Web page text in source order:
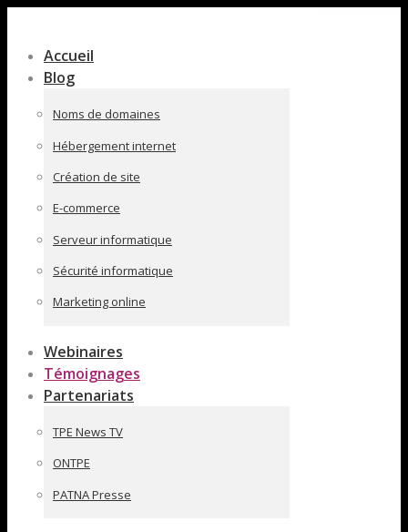
pleine
largeur
Accueil
Blog
Noms de domaines
Hébergement internet
Création de site
E-commerce
Serveur informatique
Sécurité informatique
Marketing online
Webinaires
Témoignages
Partenariats
TPE News TV
ONTPE
PATNA Presse